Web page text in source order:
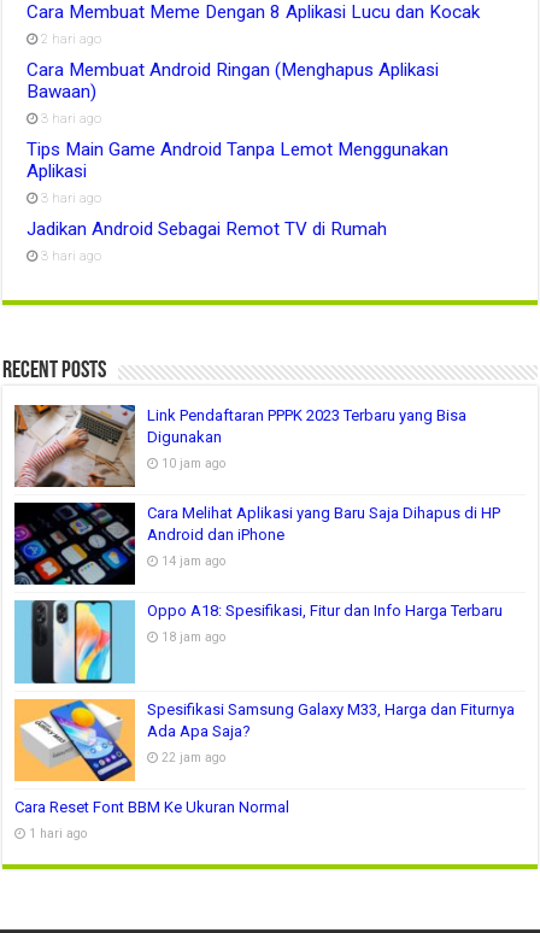
Cara Membuat Meme Dengan 8 Aplikasi Lucu dan Kocak
2 hari ago
Cara Membuat Android Ringan (Menghapus Aplikasi
Bawaan)
3 hari ago
Tips Main Game Android Tanpa Lemot Menggunakan
Aplikasi
3 hari ago
Jadikan Android Sebagai Remot TV di Rumah
3 hari ago
Recent Posts
Link Pendaftaran PPPK 2023 Terbaru yang Bisa
Digunakan
10 jam ago
Cara Melihat Aplikasi yang Baru Saja Dihapus di HP
Android dan iPhone
14 jam ago
Oppo A18: Spesifikasi, Fitur dan Info Harga Terbaru
18 jam ago
Spesifikasi Samsung Galaxy M33, Harga dan Fiturnya
Ada Apa Saja?
22 jam ago
Cara Reset Font BBM Ke Ukuran Normal
1 hari ago